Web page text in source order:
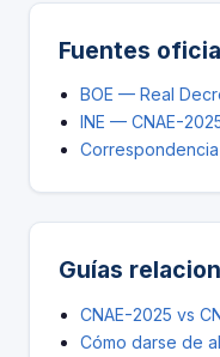
Fuentes
BOE — Real
INE — CNAE-
Guías
CNAE-2025 vs
Cómo darse de